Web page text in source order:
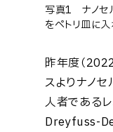
写真1 ナノセ
をペトリ皿に
昨年度（
スよりナノ
人者であるレ
Dreyfuss-